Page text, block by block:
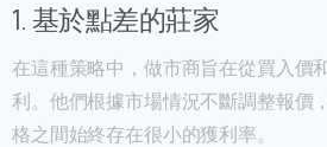
1. 基於點差的莊家
在這種策略中，做市商旨在從買入價
利。他們根據市場情況不斷調整報價
格之間始終存在很小的獲利率。